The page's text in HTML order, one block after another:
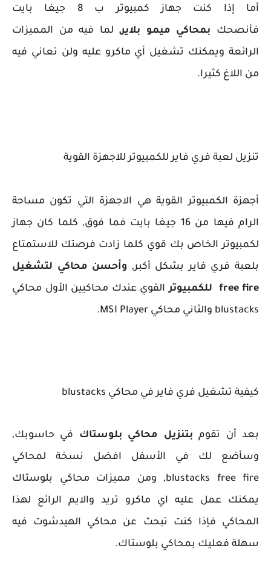
أما إذا كنت جهاز كمبيوتر ب 8 جيغا بايت
فأنصحك بمحاكي ميمو بلاير,لما فيه من المميزات
الرائعة ويمكنك تشغيل أي ماكرو عليه ولن تعاني فيه
من اللاغ كثيرا.
تنزيل لعبة فري فاير للكمبيوتر للاجهزة القوية
أجهزة الكمبيوتر القوية هي الاجهزة التي تكون مساحة
الرام فيها من 16 جيغا بايت فما فوق, كلما كان جهاز
لكمبيوتر الخاص بك قوي كلما زادت فرصتك للاستمتاع
بلعبة فري فاير بشكل أكبر, وأحسن محاكي لتشغيل
free fire للكمبيوتر
القوي عندك محاكيين الأول محاكي
blustacks والثاني محاكي MSI Player.
كيفية تشغيل فري فاير في محاكي blustacks
بعد أن تقوم بتنزيل محاكي بلوستاك في حاسوبك,
وسأضع لك في الأسفل افضل نسخة لمحاكي
blustacks free fire, ومن مميزات محاكي بلوستاك
يمكنك عمل عليه اي ماكرو تريد والايم الرائع لهذا
المحاكي فإذا كنت تبحث عن محاكي الهيدشوت فيه
سهلة فعليك بمحاكي بلوستاك.